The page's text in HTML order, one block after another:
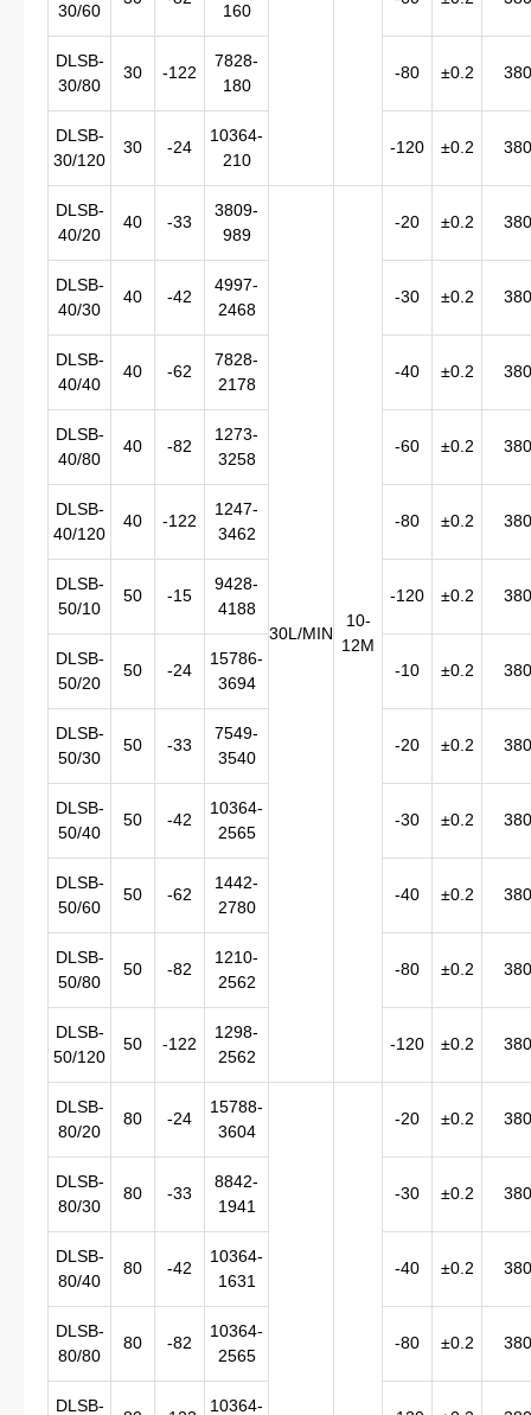
30/60 160
DLSB-
30/80
30 -122
7828-
180
-80 ±0.2 380
DLSB-
30/120
30 -24
10364-
210
-120 ±0.2 380
DLSB-
40/20
40 -33
3809-
989
30L/MIN
10-
12M
-20 ±0.2 380
DLSB-
40/30
40 -42
4997-
2468
-30 ±0.2 380
DLSB-
40/40
40 -62
7828-
2178
-40 ±0.2 380
DLSB-
40/80
40 -82
1273-
3258
-60 ±0.2 380
DLSB-
40/120
40 -122
1247-
3462
-80 ±0.2 380
DLSB-
50/10
50 -15
9428-
4188
-120 ±0.2 380
DLSB-
50/20
50 -24
15786-
3694
-10 ±0.2 380
DLSB-
50/30
50 -33
7549-
3540
-20 ±0.2 380
DLSB-
50/40
50 -42
10364-
2565
-30 ±0.2 380
DLSB-
50/60
50 -62
1442-
2780
-40 ±0.2 380
DLSB-
50/80
50 -82
1210-
2562
-80 ±0.2 380
DLSB-
50/120
50 -122
1298-
2562
-120 ±0.2 380
DLSB-
80/20
80 -24
15788-
3604
-20 ±0.2 380
DLSB-
80/30
80 -33
8842-
1941
-30 ±0.2 380
DLSB-
80/40
80 -42
10364-
1631
-40 ±0.2 380
DLSB-
80/80
80 -82
10364-
2565
-80 ±0.2 380
DLSB-
10364-